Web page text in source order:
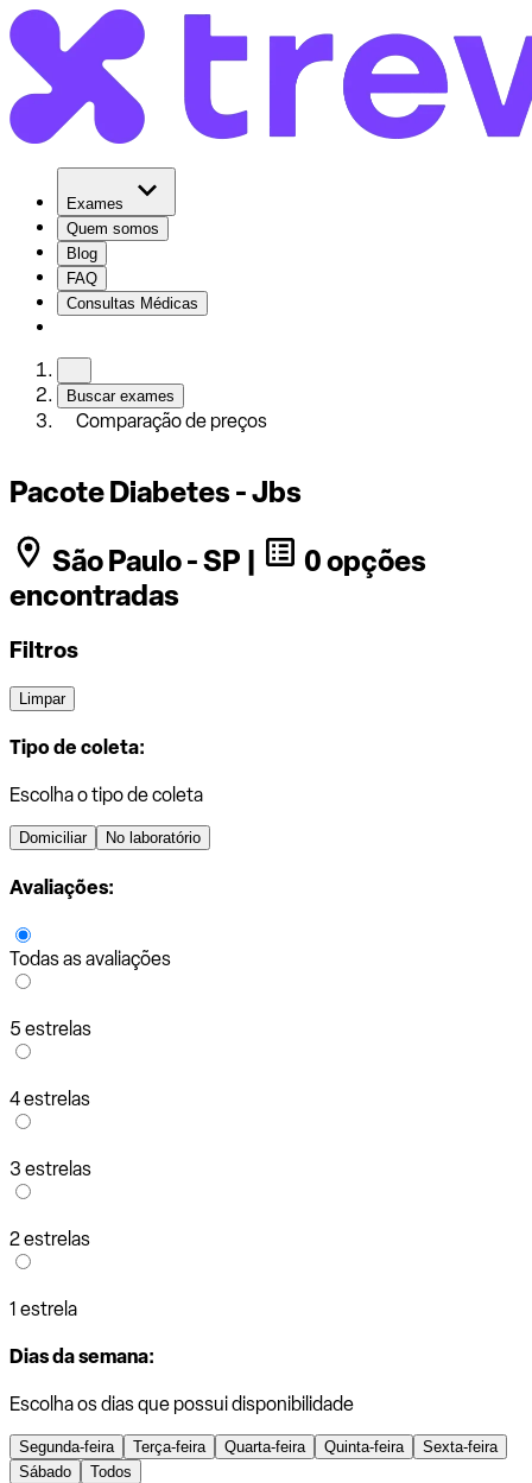
Exames
Quem somos
Blog
FAQ
Consultas Médicas
Buscar exames
Comparação de preços
Pacote Diabetes - Jbs
São Paulo - SP |
0 opções
encontradas
Filtros
Limpar
Tipo de coleta:
Escolha o tipo de coleta
Domiciliar No laboratório
Avaliações:
Todas as avaliações
5 estrelas
4 estrelas
3 estrelas
2 estrelas
1 estrela
Dias da semana:
Escolha os dias que possui disponibilidade
Segunda-feira Terça-feira Quarta-feira Quinta-feira
Sexta-feira
Sábado
Todos